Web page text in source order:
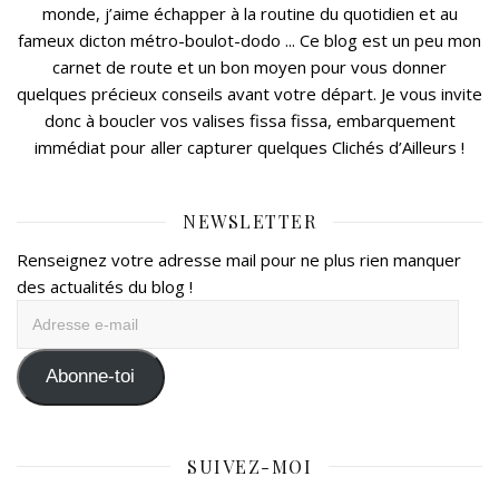
monde, j’aime échapper à la routine du quotidien et au
fameux dicton métro-boulot-dodo ... Ce blog est un peu mon
carnet de route et un bon moyen pour vous donner
quelques précieux conseils avant votre départ. Je vous invite
donc à boucler vos valises fissa fissa, embarquement
immédiat pour aller capturer quelques Clichés d’Ailleurs !
NEWSLETTER
Renseignez votre adresse mail pour ne plus rien manquer
des actualités du blog !
mail Abonne-toi
SUIVEZ-MOI